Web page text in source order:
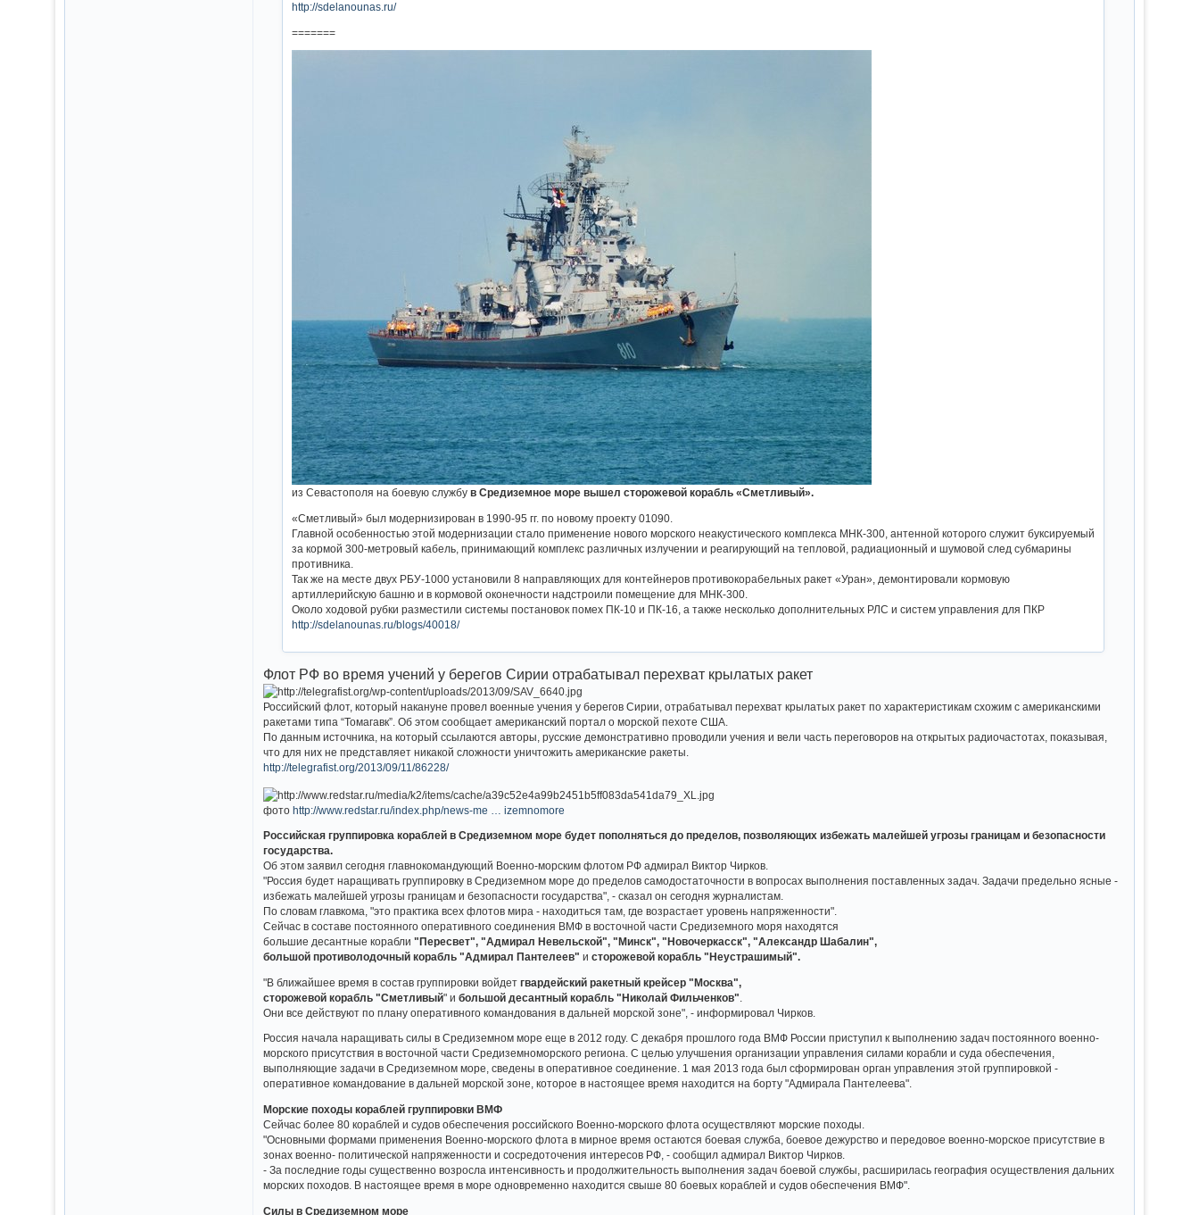
http://sdelanounas.ru/
=======
из Севастополя на боевую службув Средиземное море вышел сторожевой корабль «Сметливый».
«Сметливый» был модернизирован в 1990-95 гг. по новому проекту 01090.
Главной особенностью этой модернизации стало применение нового морского неакустического комплекса МНК-300, антенной которого служит буксируемый
за кормой 300-метровый кабель, принимающий комплекс различных излучении и реагирующий на тепловой, радиационный и шумовой след субмарины
противника.
Так же на месте двух РБУ-1000 установили 8 направляющих для контейнеров противокорабельных ракет «Уран», демонтировали кормовую
артиллерийскую башню и в кормовой оконечности надстроили помещение для МНК-300.
Около ходовой рубки разместили системы постановок помех ПК-10 и ПК-16, а также несколько дополнительных РЛС и систем управления для ПКР
http://sdelanounas.ru/blogs/40018/
Флот РФ во время учений у берегов Сирии отрабатывал перехват крылатых ракет
Российский флот, который накануне провел военные учения у берегов Сирии, отрабатывал перехват крылатых ракет по характеристикам схожим с американскими
ракетами типа “Томагавк”. Об этом сообщает американский портал о морской пехоте США.
По данным источника, на который ссылаются авторы, русские демонстративно проводили учения и вели часть переговоров на открытых радиочастотах, показывая,
что для них не представляет никакой сложности уничтожить американские ракеты.
http://telegrafist.org/2013/09/11/86228/
фотоhttp://www.redstar.ru/index.php/news-me … izemnomore
Российская группировка кораблей в Средиземном море будет пополняться до пределов, позволяющих избежать малейшей угрозы границам и безопасности
государства.
Об этом заявил сегодня главнокомандующий Военно-морским флотом РФ адмирал Виктор Чирков.
"Россия будет наращивать группировку в Средиземном море до пределов самодостаточности в вопросах выполнения поставленных задач. Задачи предельно ясные -
избежать малейшей угрозы границам и безопасности государства", - сказал он сегодня журналистам.
По словам главкома, "это практика всех флотов мира - находиться там, где возрастает уровень напряженности".
Сейчас в составе постоянного оперативного соединения ВМФ в восточной части Средиземного моря находятся
большие десантные корабли"Пересвет", "Адмирал Невельской", "Минск", "Новочеркасск", "Александр Шабалин",
большой противолодочный корабль "Адмирал Пантелеев" исторожевой корабль "Неустрашимый".
"В ближайшее время в состав группировки войдетгвардейский ракетный крейсер "Москва",
сторожевой корабль "Сметливый" ибольшой десантный корабль "Николай Фильченков"
Они все действуют по плану оперативного командования в дальней морской зоне", - информировал Чирков.
Россия начала наращивать силы в Средиземном море еще в 2012 году. С декабря прошлого года ВМФ России приступил к выполнению задач постоянного военно-
морского присутствия в восточной части Средиземноморского региона. С целью улучшения организации управления силами корабли и суда обеспечения,
выполняющие задачи в Средиземном море, сведены в оперативное соединение. 1 мая 2013 года был сформирован орган управления этой группировкой -
оперативное командование в дальней морской зоне, которое в настоящее время находится на борту "Адмирала Пантелеева".
Морские походы кораблей группировки ВМФ
Сейчас более 80 кораблей и судов обеспечения российского Военно-морского флота осуществляют морские походы.
"Основными формами применения Военно-морского флота в мирное время остаются боевая служба, боевое дежурство и передовое военно-морское присутствие в
зонах военно- политической напряженности и сосредоточения интересов РФ, - сообщил адмирал Виктор Чирков.
- За последние годы существенно возросла интенсивность и продолжительность выполнения задач боевой службы, расширилась география осуществления дальних
морских походов. В настоящее время в море одновременно находится свыше 80 боевых кораблей и судов обеспечения ВМФ".
Силы в Средиземном море